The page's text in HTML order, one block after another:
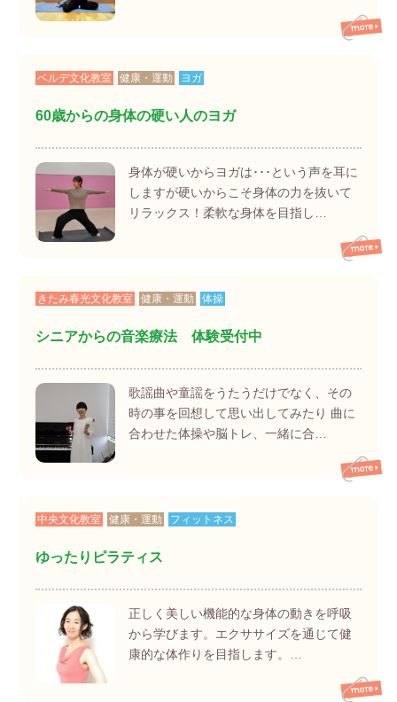
ベルデ文化教室 健康・運動 ヨガ
60歳からの身体の硬い人のヨガ
身体が硬いからヨガは･･･という声を耳に
しますが硬いからこそ身体の力を抜いて
リラックス！柔軟な身体を目指し…
きたみ春光文化教室 健康・運動 体操
シニアからの音楽療法 体験受付中
歌謡曲や童謡をうたうだけでなく、その
時の事を回想して思い出してみたり 曲に
合わせた体操や脳トレ、一緒に合…
中央文化教室 健康・運動 フィットネス
ゆったりピラティス
正しく美しい機能的な身体の動きを呼吸
から学びます。エクササイズを通じて健
康的な体作りを目指します。…